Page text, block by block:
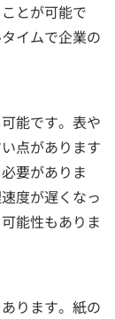
とが可能で
イムで企業の
能です。表や
点があります
要がありま
度が遅くなっ
能性もありま
ります。紙の